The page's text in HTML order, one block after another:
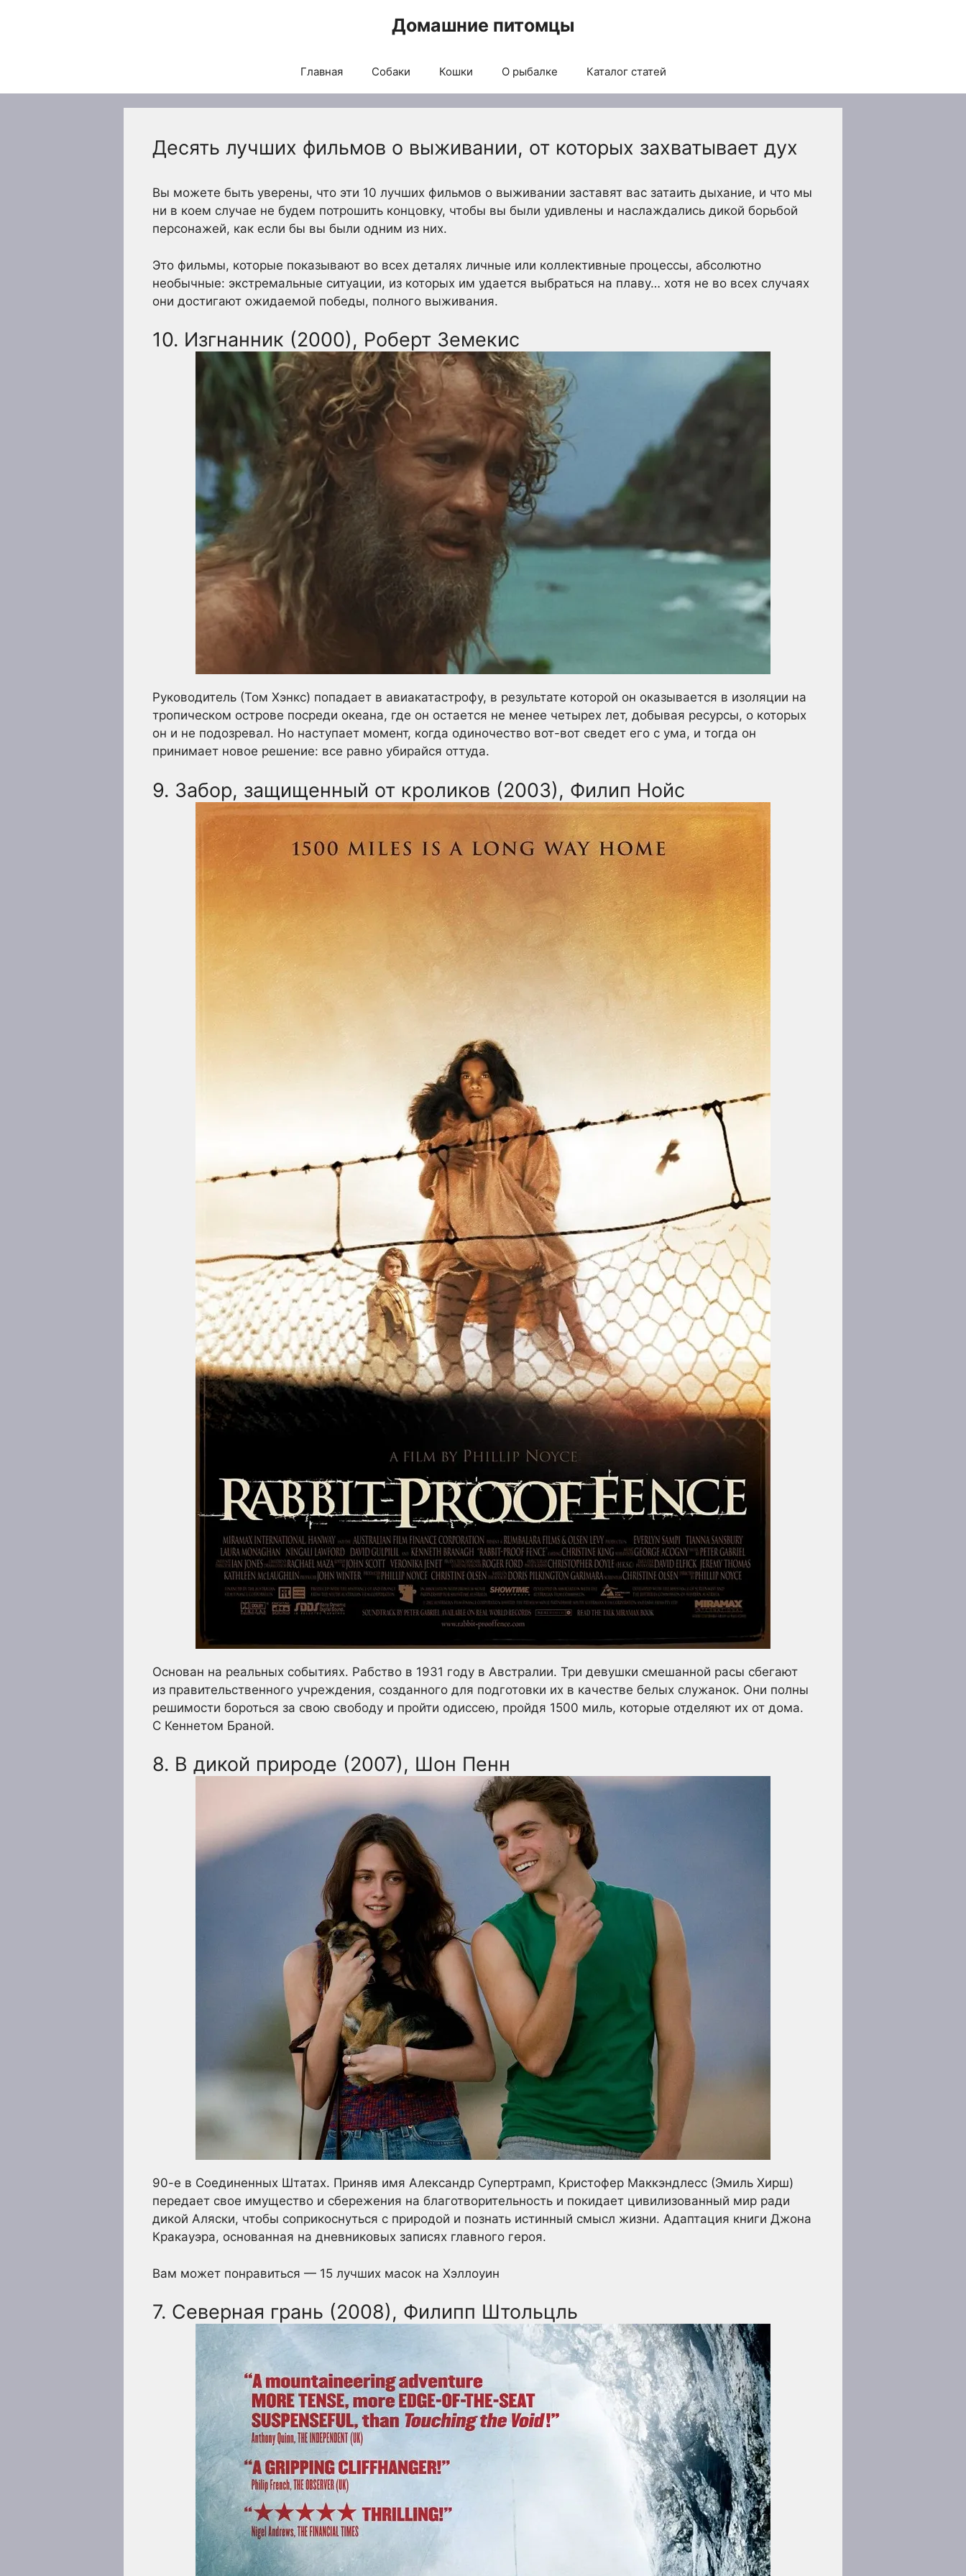
Домашние питомцы
Главная Собаки Кошки О рыбалке Каталог статей
Десять лучших фильмов о выживании, от которых захватывает дух
Вы можете быть уверены, что эти 10 лучших фильмов о выживании заставят вас затаить дыхание, и что мы
ни в коем случае не будем потрошить концовку, чтобы вы были удивлены и наслаждались дикой борьбой
персонажей, как если бы вы были одним из них.
Это фильмы, которые показывают во всех деталях личные или коллективные процессы, абсолютно
необычные: экстремальные ситуации, из которых им удается выбраться на плаву… хотя не во всех случаях
они достигают ожидаемой победы, полного выживания.
10. Изгнанник (2000), Роберт Земекис
Руководитель (Том Хэнкс) попадает в авиакатастрофу, в результате которой он оказывается в изоляции на
тропическом острове посреди океана, где он остается не менее четырех лет, добывая ресурсы, о которых
он и не подозревал. Но наступает момент, когда одиночество вот-вот сведет его с ума, и тогда он
принимает новое решение: все равно убирайся оттуда.
9. Забор, защищенный от кроликов (2003), Филип Нойс
Основан на реальных событиях. Рабство в 1931 году в Австралии. Три девушки смешанной расы сбегают
из правительственного учреждения, созданного для подготовки их в качестве белых служанок. Они полны
решимости бороться за свою свободу и пройти одиссею, пройдя 1500 миль, которые отделяют их от дома.
С Кеннетом Браной.
8. В дикой природе (2007), Шон Пенн
90-е в Соединенных Штатах. Приняв имя Александр Супертрамп, Кристофер Маккэндлесс (Эмиль Хирш)
передает свое имущество и сбережения на благотворительность и покидает цивилизованный мир ради
дикой Аляски, чтобы соприкоснуться с природой и познать истинный смысл жизни. Адаптация книги Джона
Кракауэра, основанная на дневниковых записях главного героя.
Вам может понравиться — 15 лучших масок на Хэллоуин
7. Северная грань (2008), Филипп Штольцль